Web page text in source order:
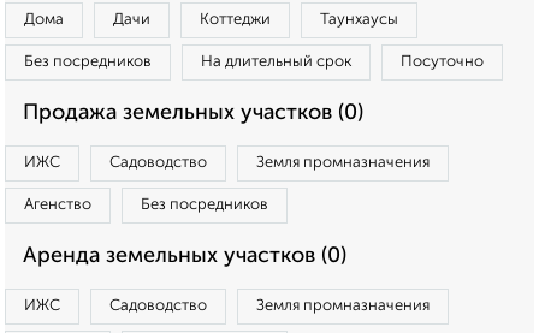
Дома Дачи Коттеджи Таунхаусы
Без посредников На длительный срок Посуточно
Продажа земельных участков (0)
ИЖС Садоводство Земля промназначения
Агенство Без посредников
Аренда земельных участков (0)
ИЖС Садоводство Земля промназначения